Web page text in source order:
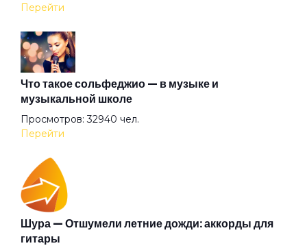
Атлантида
Бабочка
Баргузин
Барышня
Беги (2008)
Перейти
Что такое сольфеджио — в музыке и
музыкальной школе
Просмотров: 32940 чел.
Перейти
Шура — Отшумели летние дожди: аккорды для
гитары